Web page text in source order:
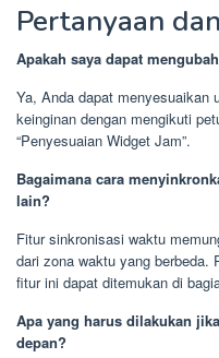
Pertanyaan
Apakah saya dapat
Ya, Anda dapat menyesuaikan
keinginan dengan mengikuti
“Penyesuaian Widget Jam”.
Bagaimana cara
lain?
Fitur sinkronisasi waktu
dari zona waktu yang berbeda.
fitur ini dapat ditemukan di
Apa yang harus dilakukan
depan?